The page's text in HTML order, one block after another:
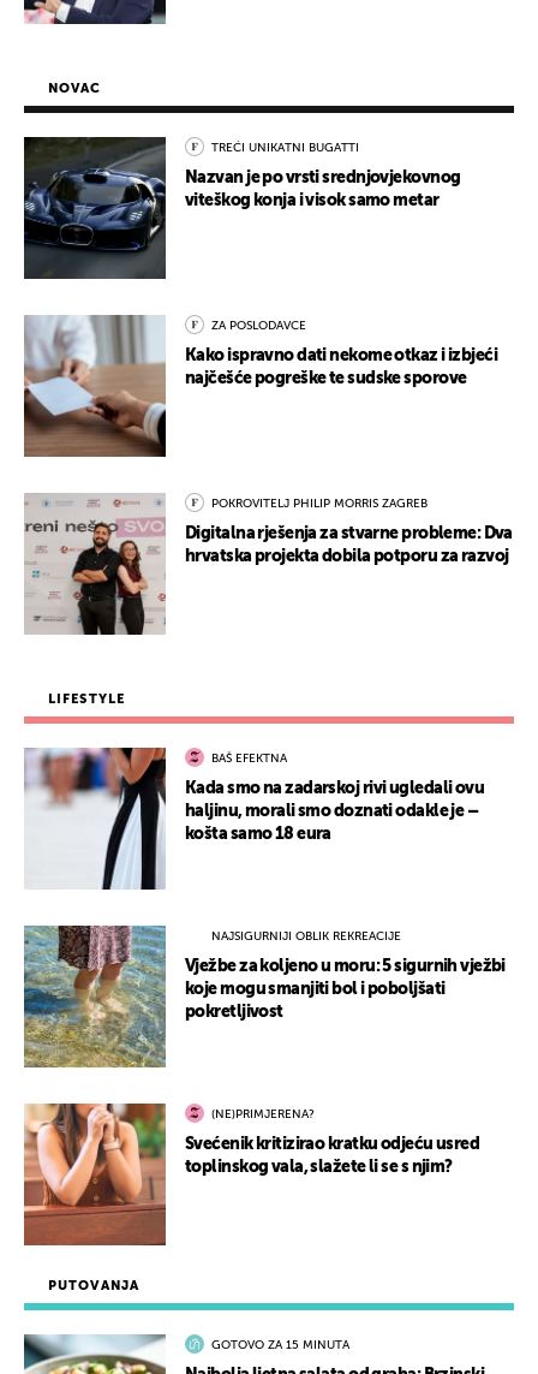
PUTOVANJA
GOTOVO ZA 15 MINUTA
NOVAC
TREĆI UNIKATNI BUGATTI
Nazvan je po vrsti srednjovjekovnog
viteškog konja i visok samo metar
ZA POSLODAVCE
Kako ispravno dati nekome otkaz i izbjeći
najčešće pogreške te sudske sporove
POKROVITELJ PHILIP MORRIS ZAGREB
Digitalna rješenja za stvarne probleme: Dva
hrvatska projekta dobila potporu za razvoj
LIFESTYLE
BAŠ EFEKTNA
Kada smo na zadarskoj rivi ugledali ovu
haljinu, morali smo doznati odakle je –
košta samo 18 eura
NAJSIGURNIJI OBLIK REKREACIJE
Vježbe za koljeno u moru: 5 sigurnih vježbi
koje mogu smanjiti bol i poboljšati
pokretljivost
(NE)PRIMJERENA?
Svećenik kritizirao kratku odjeću usred
toplinskog vala, slažete li se s njim?